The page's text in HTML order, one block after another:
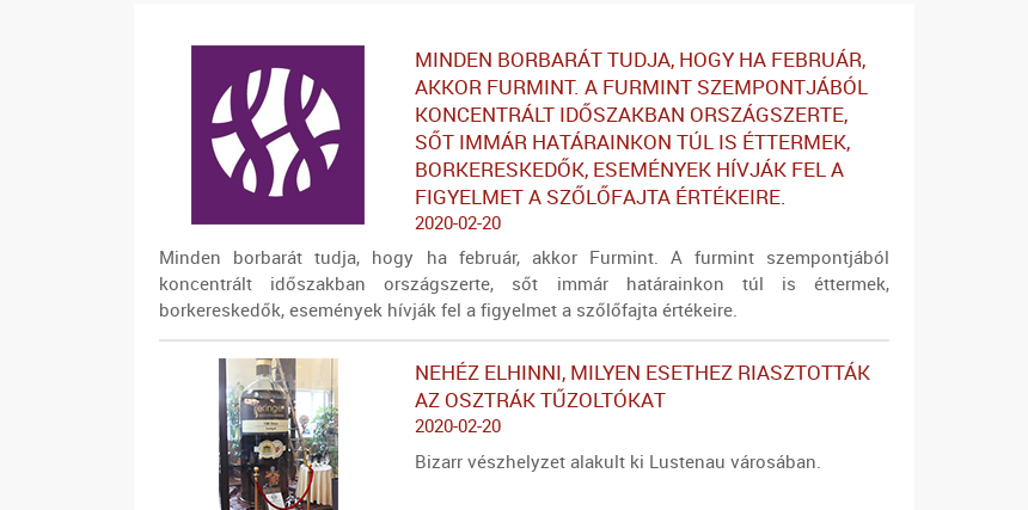
MINDEN BORBARÁT TUDJA, HOGY HA FEBRUÁR,
AKKOR FURMINT. A FURMINT SZEMPONTJÁBÓL
KONCENTRÁLT IDŐSZAKBAN ORSZÁGSZERTE,
SŐT IMMÁR HATÁRAINKON TÚL IS ÉTTERMEK,
BORKERESKEDŐK, ESEMÉNYEK HÍVJÁK FEL A
FIGYELMET A SZŐLŐFAJTA ÉRTÉKEIRE.
2020-02-20
Minden borbarát tudja, hogy ha február, akkor Furmint. A furmint szempontjából
koncentrált időszakban országszerte, sőt immár határainkon túl is éttermek,
borkereskedők, események hívják fel a figyelmet a szőlőfajta értékeire.
NEHÉZ ELHINNI, MILYEN ESETHEZ RIASZTOTTÁK
AZ OSZTRÁK TŰZOLTÓKAT
2020-02-20
Bizarr vészhelyzet alakult ki Lustenau városában.